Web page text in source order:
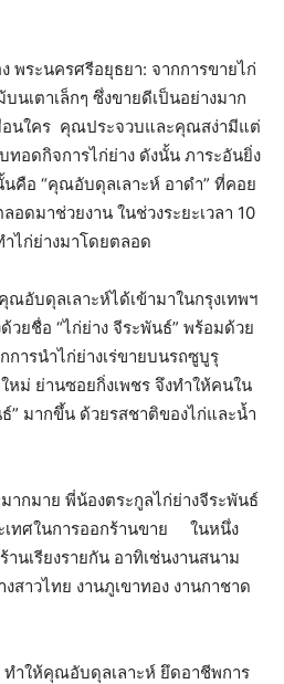
พระนครศรีอยุธยา: จากการขายไก่
นเตาเล็กๆ ซึ่งขายดีเป็นอย่างมาก
อนใคร คุณประจวบและคุณสง่ามีแต่
ทอดกิจการไก่ย่าง ดังนั้น ภาระอันยิ่ง
คือ “คุณอับดุลเลาะห์ อาดำ” ที่คอย
อดมาช่วยงาน ในช่วงระยะเวลา 10
ไก่ย่างมาโดยตลอด
อับดุลเลาะห์ได้เข้ามาในกรุงเทพฯ
วยชื่อ “ไก่ย่าง จีระพันธ์” พร้อมด้วย
ารนำไก่ย่างเร่ขายบนรถซูบูรุ
ม่ ย่านซอยกิ่งเพชร จึงทำให้คนใน
” มากขึ้น ด้วยรสชาติของไก่และน้ำ
กมาย พี่น้องตระกูลไก่ย่างจีระพันธ์
เทศในการออกร้านขาย ในหนึ่ง
านเรียงรายกัน อาทิเช่นงานสนาม
สาวไทย งานภูเขาทอง งานกาชาด
ทำให้คุณอับดุลเลาะห์ ยึดอาชีพการ